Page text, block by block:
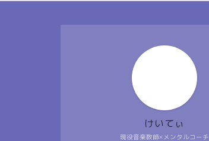
現役音楽教師×メンタルコーチ
けいてぃ